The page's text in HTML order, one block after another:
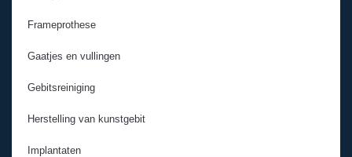
Frameprothese
Gaatjes en vullingen
Gebitsreiniging
Herstelling van kunstgebit
Implantaten